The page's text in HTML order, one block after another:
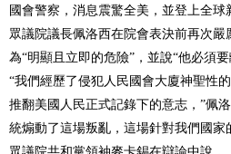
國會警察，消息震驚全美，並登上全球
眾議院議長佩洛西在院會表決前再次
為“明顯且立即的危險”，並說“他必須
“我們經歷了侵犯人民國會大廈神聖性
推翻美國人民正式記錄下的意志，”佩
統煽動了這場叛亂，這場針對我們國家